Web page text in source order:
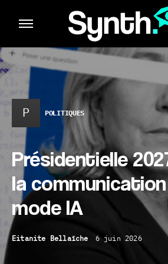
P POLITIQUES
Présidentielle
la
mode IA
Eitanite Bellaïche 6 juin 2026